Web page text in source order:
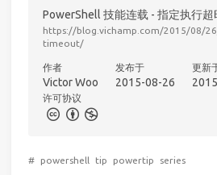
PowerShell 技能连载 - 指定执行超
https://blog.vichamp.com/2015/08/
timeout/
作者
Victor Woo
发布于
2015-08-26
更新
许可协议
# powershell tip powertip series